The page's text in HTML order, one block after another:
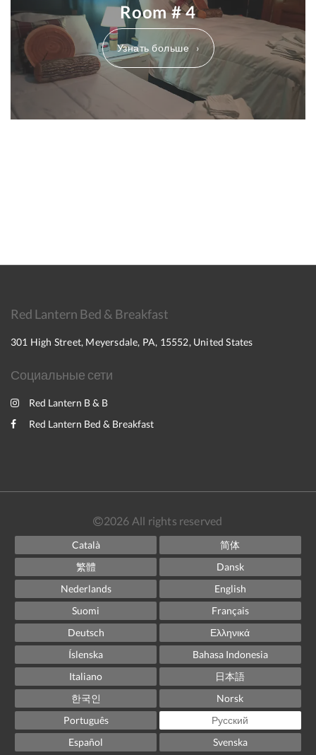
Room # 4
Узнать больше
Red Lantern Bed & Breakfast
301 High Street, Meyersdale, PA, 15552, United States
Социальные сети
Red Lantern B & B
Red Lantern Bed & Breakfast
2026 All rights reserved
Català
简体
繁體
Dansk
Nederlands
English
Suomi
Français
Deutsch
Ελληνικά
Íslenska
Bahasa Indonesia
Italiano
日本語
한국인
Norsk
Português
Русский
Español
Svenska